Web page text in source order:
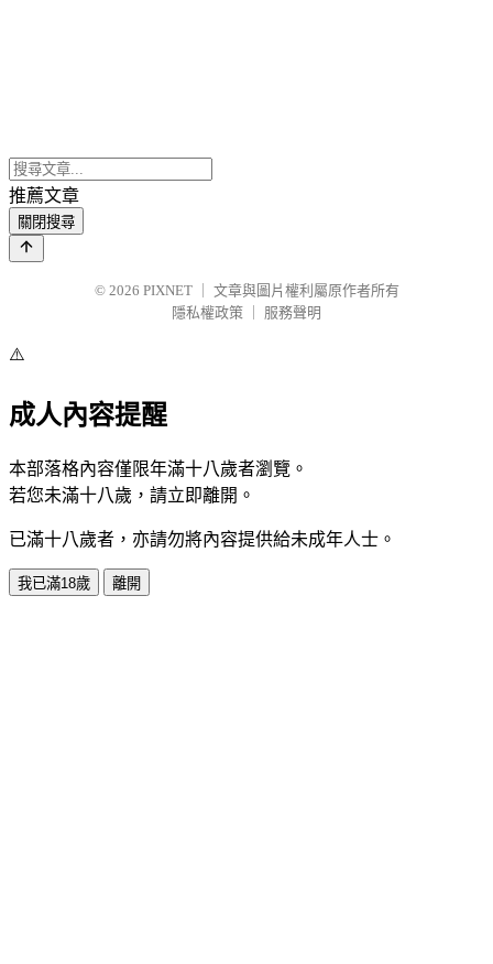
推薦文章
關閉搜尋
© 2026 PIXNET
文章與圖片權利屬原作者所有
隱私權政策
服務聲明
⚠️
成人內容提醒
本部落格內容僅限年滿十八歲者瀏覽。
若您未滿十八歲，請立即離開。
已滿十八歲者，亦請勿將內容提供給未成年人士。
我已滿18歲 離開